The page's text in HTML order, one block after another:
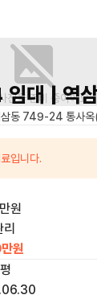
진을 준비 중이에요.
임대 | 역
삼동 749-24 통사
입니다.
원
원
평